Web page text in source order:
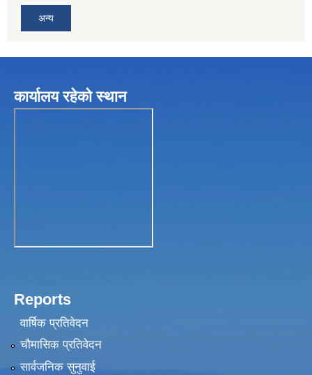
अन्य
कार्यालय रहेकाे स्थान
Reports
वार्षिक प्रतिवेदन
चौमासिक प्रतिवेदन
सार्वजनिक सुनुवाई